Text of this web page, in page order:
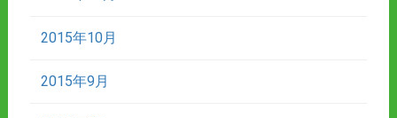
2015年10月
2015年9月